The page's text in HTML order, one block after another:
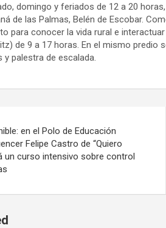
domingo y feriados de 12 a 20
de las Palmas, Belén de Escobar.
para conocer la vida rural e
de 9 a 17 horas. En el mismo predio
palestra de escalada.
en el Polo de Educación
Felipe Castro de “Quiero
un curso intensivo sobre control